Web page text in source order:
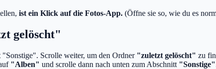
ist ein Klick auf die Fotos-App. (Öffne sie so, wie du es
gelöscht"
Scrolle weiter, um den Ordner "zuletzt gelöscht" zu
"Alben" und scrolle dann nach unten zum Abschnitt "Sonstige"